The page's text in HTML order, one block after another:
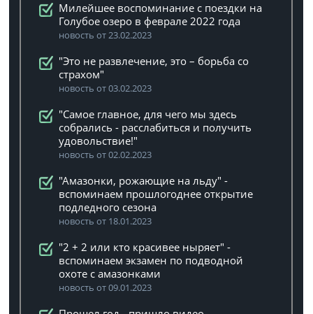
Милейшее воспоминание с поездки на
Голубое озеро в феврале 2022 года
новость от 23.02.2023
"Это не развлечение, это – борьба со
страхом"
новость от 03.02.2023
"Самое главное, для чего мы здесь
собрались - расслабиться и получить
удовольствие!"
новость от 02.02.2023
"Амазонки, рожающие на льду" -
вспоминаем прошлогоднее открытие
подледного сезона
новость от 18.01.2023
"2 + 2 или кто красивее ныряет" -
вспоминаем экзамен по подводной
охоте с амазонками
новость от 09.01.2023